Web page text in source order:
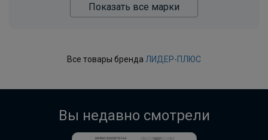
Показать все марки
Все товары бренда ЛИДЕР-ПЛЮС
Вы недавно смотрели